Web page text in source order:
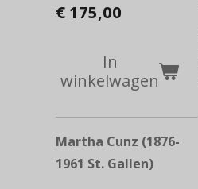
€ 175,00
In
winkelwagen
Martha Cunz (1876-
1961 St. Gallen)